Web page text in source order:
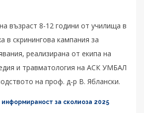
възраст 8-12 години от училища в
в скринингова кампания за
реализирана от екипа на
и травматология на АСК УМБАЛ
на проф. д-р В. Яблански.
за сколиоза 2025